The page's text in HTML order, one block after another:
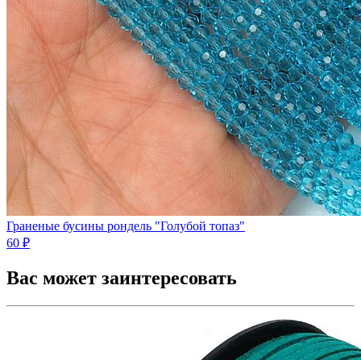
Граненые бусины рондель "Голубой топаз"
60 ₽
Вас может заинтересовать